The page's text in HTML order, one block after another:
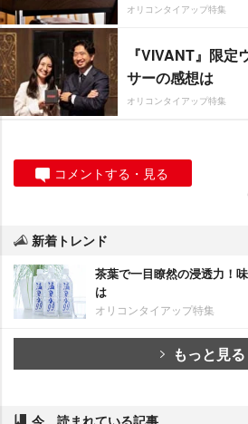
オリコンタイアップ特集
『VIVANT』限定
サーの感想は
オリコンタイアップ特集
コメントする・見る
新着トレンド
茶葉で一目瞭然の浸透力！
は
オリコンタイアップ特集
もっと見る
今、読まれている記事